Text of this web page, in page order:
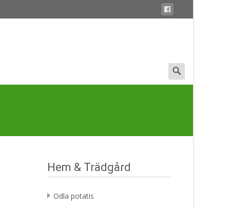
Search
for:
Hem & Trädgård
Odla potatis